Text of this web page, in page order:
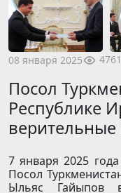
08 января 2025 4761
Посол
Республике
7 января 2025
Посол
Ыльяс Гайыпов